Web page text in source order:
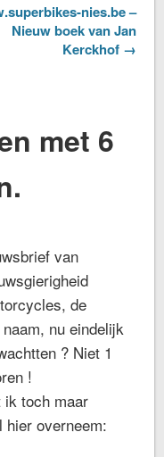
nies.be –
Nieuw boek van Jan
Kerckhof →
met 6
van
de
nu eindelijk
? Niet 1
!
ik toch maar
overneem: